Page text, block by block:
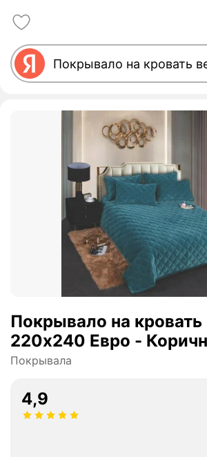
Покрывало на
220х240 Евро -
Покрывала
4,9